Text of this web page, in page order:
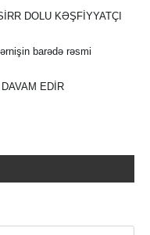
DOLU KƏŞFİYYATÇI
barədə rəsmi
EDİR